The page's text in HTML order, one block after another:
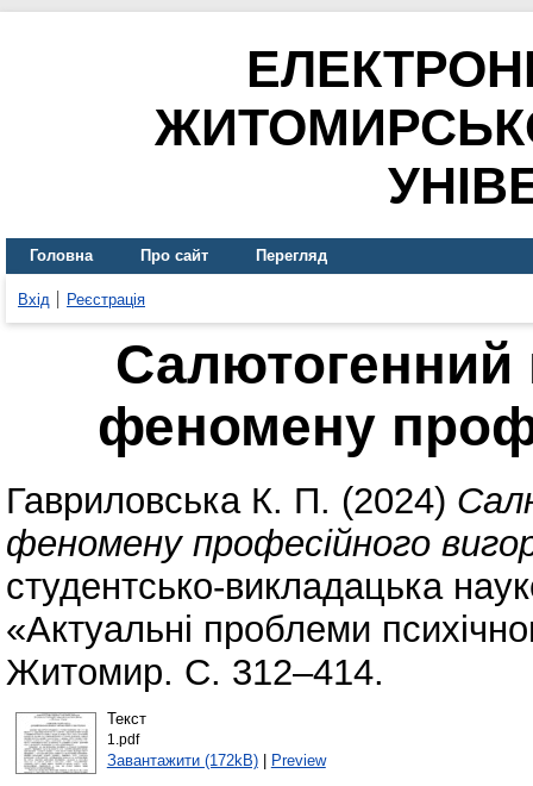
Головна Про сайт Перегляд
Вхід Реєстрація
Салютогенний
феномену
Гавриловська К. П. (2024)
феномену професійного
студентсько-викладацька
«Актуальні проблеми
Житомир. С. 312–414.
Текст
1.pdf
Завантажити (172kB)| Preview